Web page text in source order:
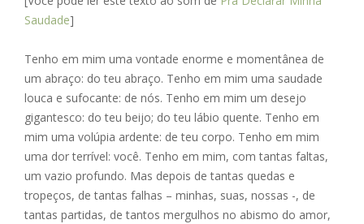
e
o
o
k
ss
n
g
er
ai at
A
p
p
ar
Saudade]
Tenho em mim uma vontade enorme e momentânea de
um abraço: do teu abraço. Tenho em mim uma saudade
louca e sufocante: de nós. Tenho em mim um desejo
gigantesco: do teu beijo; do teu lábio quente. Tenho em
mim uma volúpia ardente: de teu corpo. Tenho em mim
uma dor terrível: você. Tenho em mim, com tantas faltas,
um vazio profundo. Mas depois de tantas quedas e
tropeços, de tantas falhas – minhas, suas, nossas -, de
tantas partidas, de tantos mergulhos no abismo do amor,